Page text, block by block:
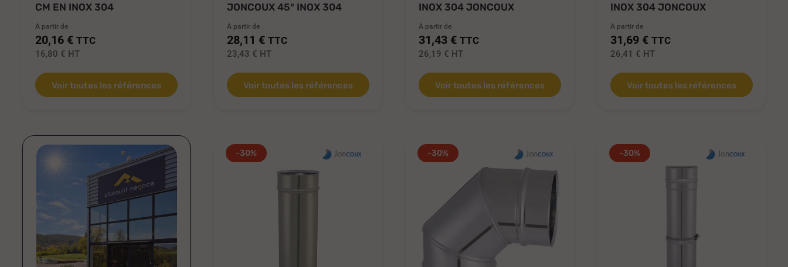
CM EN INOX 304
A partir de
20,16 € TTC
16,80 € HT
Voir toutes les références
JONCOUX 45° INOX 304
A partir de
28,11 € TTC
23,43 € HT
Voir toutes les références
INOX 304 JONCOUX
A partir de
31,43 € TTC
26,19 € HT
Voir toutes les références
INOX 304 JONCOUX
A partir de
31,69 € TTC
26,41 € HT
Voir toutes les références
-30% -30% -30%